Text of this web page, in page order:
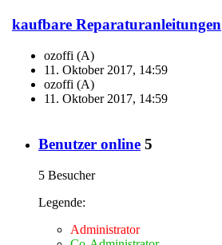
kaufbare Reparaturanleitungen
ozoffi (A)
11. Oktober 2017, 14:59
ozoffi (A)
11. Oktober 2017, 14:59
Benutzer online 5
5 Besucher
Legende:
Administrator